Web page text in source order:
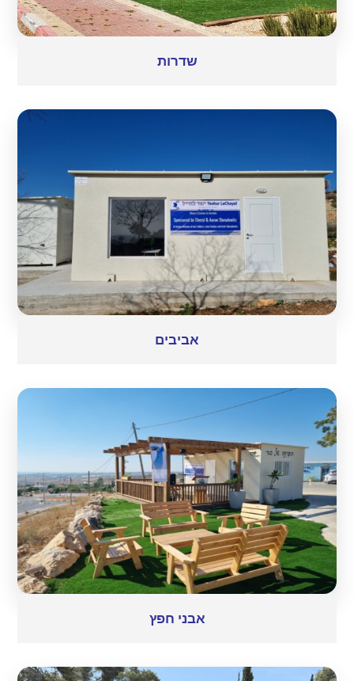
שדרות
אביבים
אבני חפץ